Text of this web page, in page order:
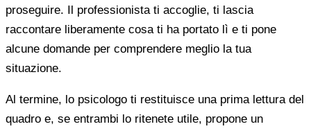
proseguire. Il professionista ti accoglie, ti lascia
raccontare liberamente cosa ti ha portato lì e ti pone
alcune domande per comprendere meglio la tua
situazione.
Al termine, lo psicologo ti restituisce una prima lettura del
quadro e, se entrambi lo ritenete utile, propone un